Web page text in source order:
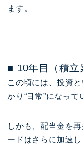
ます。
■ 10年目（積立
この頃には、投資
かり“日常”になって
しかも、配当金を
ードはさらに加速し